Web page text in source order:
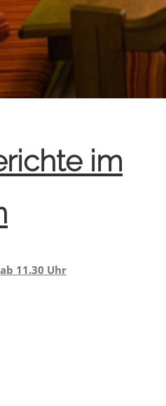
im
ab 11.30 Uhr